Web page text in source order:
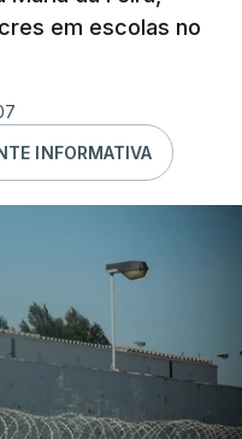
em escolas no
INFORMATIVA